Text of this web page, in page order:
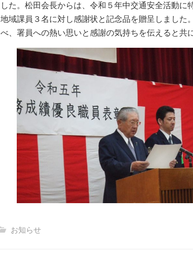
した。松田会長からは、令和５年中交通安全活動に
地域課員３名に対し感謝状と記念品を贈呈しました
べ、署員への熱い思いと感謝の気持ちを伝えると共
お知らせ